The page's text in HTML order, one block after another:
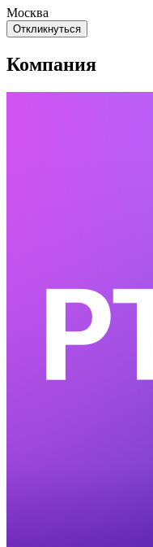
Москва
Откликнуться
Компания